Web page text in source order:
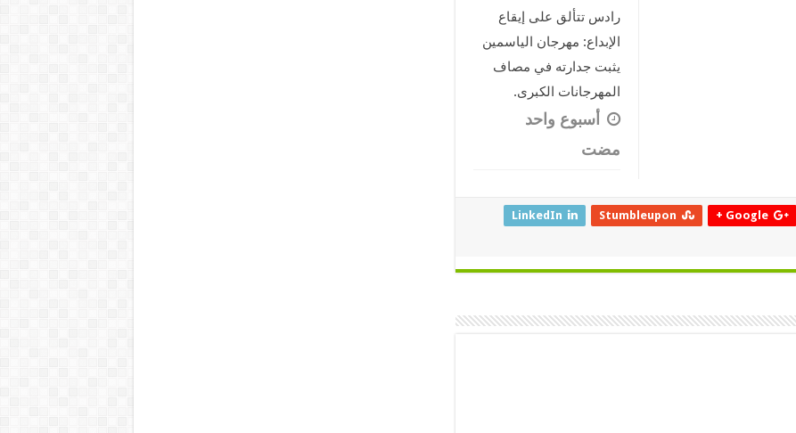
رادس تتألق على إيقاع
الإبداع: مهرجان الياسمين
يثبت جدارته في مصاف
المهرجانات الكبرى.
‏أسبوع واحد
مضت
Google +
Stumbleupon
LinkedIn